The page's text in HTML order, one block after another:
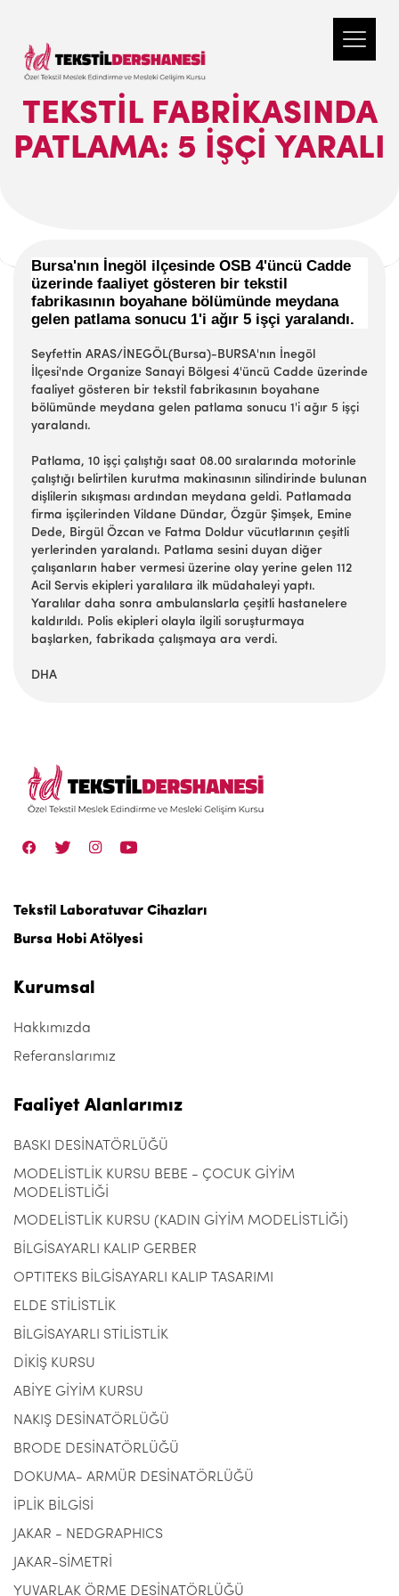
TEKSTIL FABRIKASINDA
PATLAMA: 5 İŞÇI YARALI
Bursa'nın İnegöl ilçesinde OSB 4'üncü Cadde
üzerinde faaliyet gösteren bir tekstil
fabrikasının boyahane bölümünde meydana
gelen patlama sonucu 1'i ağır 5 işçi yaralandı.
Seyfettin ARAS/İNEGÖL(Bursa)-BURSA'nın İnegöl
İlçesi'nde Organize Sanayi Bölgesi 4'üncü Cadde üzerinde
faaliyet gösteren bir tekstil fabrikasının boyahane
bölümünde meydana gelen patlama sonucu 1'i ağır 5 işçi
yaralandı.
Patlama, 10 işçi çalıştığı saat 08.00 sıralarında motorinle
çalıştığı belirtilen kurutma makinasının silindirinde bulunan
dişlilerin sıkışması ardından meydana geldi. Patlamada
firma işçilerinden Vildane Dündar, Özgür Şimşek, Emine
Dede, Birgül Özcan ve Fatma Doldur vücutlarının çeşitli
yerlerinden yaralandı. Patlama sesini duyan diğer
çalışanların haber vermesi üzerine olay yerine gelen 112
Acil Servis ekipleri yaralılara ilk müdahaleyi yaptı.
Yaralılar daha sonra ambulanslarla çeşitli hastanelere
kaldırıldı. Polis ekipleri olayla ilgili soruşturmaya
başlarken, fabrikada çalışmaya ara verdi.
DHA
Tekstil Laboratuvar Cihazları
Bursa Hobi Atölyesi
Kurumsal
Hakkımızda
Referanslarımız
Faaliyet Alanlarımız
BASKI DESİNATÖRLÜĞÜ
MODELİSTLİK KURSU BEBE - ÇOCUK GİYİM
MODELİSTLİĞİ
MODELİSTLİK KURSU (KADIN GİYİM MODELİSTLİĞİ)
BİLGİSAYARLI KALIP GERBER
OPTITEKS BİLGİSAYARLI KALIP TASARIMI
ELDE STİLİSTLİK
BİLGİSAYARLI STİLİSTLİK
DİKİŞ KURSU
ABİYE GİYİM KURSU
NAKIŞ DESİNATÖRLÜĞÜ
BRODE DESİNATÖRLÜĞÜ
DOKUMA- ARMÜR DESİNATÖRLÜĞÜ
İPLİK BİLGİSİ
JAKAR - NEDGRAPHICS
JAKAR-SİMETRİ
YUVARLAK ÖRME DESİNATÖRLÜĞÜ